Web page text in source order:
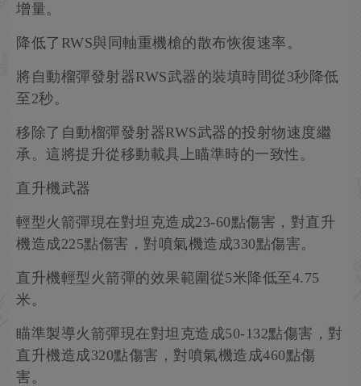
增量。
降低了RWS與同軸重機槍的散布恢復速率。
將自動榴彈發射器RWS武器的裝填時間從3秒降低
至2秒。
移除了自動榴彈發射器RWS武器的投射物速度繼
承。這將提升從移動載具上瞄準時的一致性。
直升機武器
輕型火箭彈現在對坦克造成23-60點傷害，對直升
機造成225點傷害，對噴氣機造成330點傷害。
直升機輕型火箭彈的效果範圍從5米降低至4.75
米。
瞄準製導火箭彈現在對坦克造成50-132點傷害，對
直升機造成320點傷害，對噴氣機造成460點傷
害。